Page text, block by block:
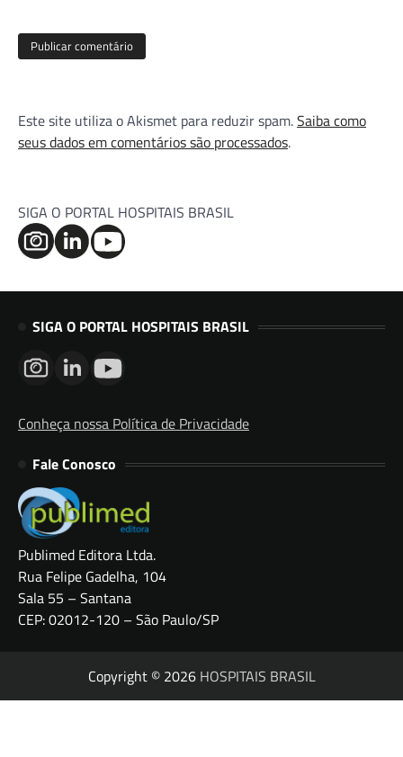
Este site utiliza o Akismet para reduzir spam.Saiba como
seus dados em comentários são processados.
SIGA O PORTAL HOSPITAIS BRASIL
SIGA O PORTAL HOSPITAIS BRASIL
Conheça nossa Política de Privacidade
Fale Conosco
Publimed Editora Ltda.
Rua Felipe Gadelha, 104
Sala 55 – Santana
CEP: 02012-120 – São Paulo/SP
Copyright © 2026 HOSPITAIS BRASIL